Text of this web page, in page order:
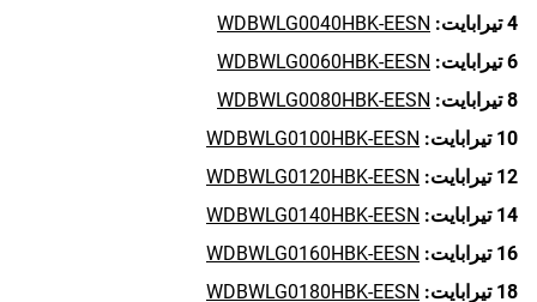
4 تيرابايت:
WDBWLG0040HBK-EESN
6 تيرابايت:
WDBWLG0060HBK-EESN
8 تيرابايت:
WDBWLG0080HBK-EESN
10 تيرابايت:
WDBWLG0100HBK-EESN
12 تيرابايت:
WDBWLG0120HBK-EESN
14 تيرابايت:
WDBWLG0140HBK-EESN
16 تيرابايت:
WDBWLG0160HBK-EESN
18 تيرابايت:
WDBWLG0180HBK-EESN